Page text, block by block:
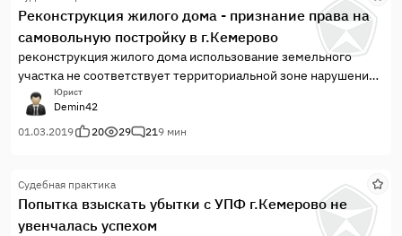
Реконструкция жилого дома - признание права на
самовольную постройку в г.Кемерово
реконструкция жилого дома использование земельного
участка не соответствует территориальной зоне нарушение
санитарных норм и правил
Юрист
Demin42
01.03.2019
20 29 219 мин
Судебная практика
Попытка взыскать убытки с УПФ г.Кемерово не
увенчалась успехом